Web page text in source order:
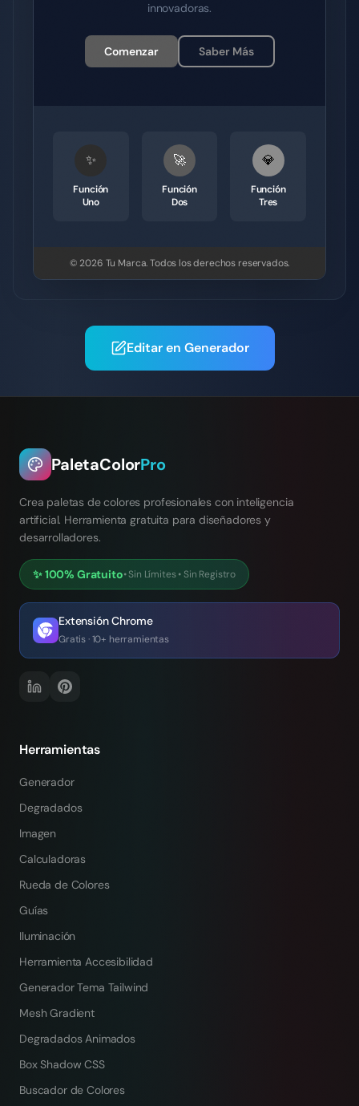
innovadoras.
Comenzar Saber Más
✨
Función
Uno
🚀
Función
Dos
💎
Función
Tres
© 2026 Tu Marca.Todos los derechos reservados.
Editar en Generador
PaletaColorPro
Crea paletas de colores profesionales con inteligencia
artificial. Herramienta gratuita para diseñadores y
desarrolladores.
✨100% Gratuito•Sin Límites• Sin Registro
Extensión Chrome
Gratis · 10+ herramientas
Herramientas
Generador
Degradados
Imagen
Calculadoras
Rueda de Colores
Guías
Iluminación
Herramienta Accesibilidad
Generador Tema Tailwind
Mesh Gradient
Degradados Animados
Box Shadow CSS
Buscador de Colores